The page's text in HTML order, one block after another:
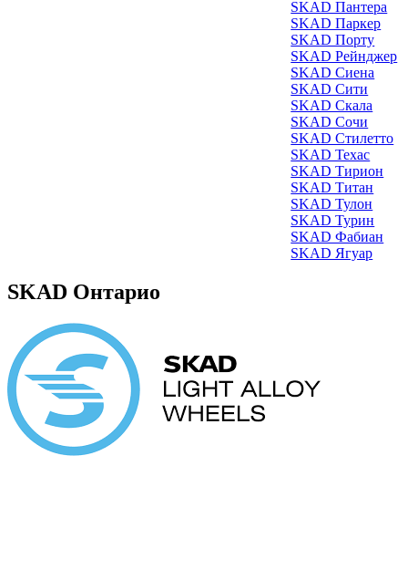
SKAD Пантера
SKAD Паркер
SKAD Порту
SKAD Рейнджер
SKAD Сиена
SKAD Сити
SKAD Скала
SKAD Сочи
SKAD Стилетто
SKAD Техас
SKAD Тирион
SKAD Титан
SKAD Тулон
SKAD Турин
SKAD Фабиан
SKAD Ягуар
SKAD Онтарио